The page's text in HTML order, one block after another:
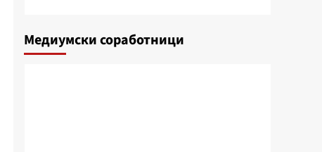
Медиумски соработници